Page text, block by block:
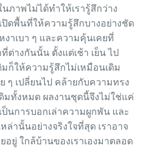
ภาพไม่ได้ทำให้เรารู้สึกว่าง
ปิดพื้นที่ให้ความรู้สึกบางอย่างชัด
าเบา ๆ และความคุ้นเคยที่
ต่างกันนั้น ตั้งแต่เช้า เย็น ไป
ก็ให้ความรู้สึกไม่เหมือนเดิม
ๆ เปลี่ยนไป คล้ายกับความทรง
มทั้งหมด ผลงานชุดนี้จึงไม่ใช่แค่
นการบอกเล่าความผูกพัน และ
านั้นอย่างจริงใจที่สุด เราอาจ
อยู่ ใกล้บ้านของเราเองมาตลอด